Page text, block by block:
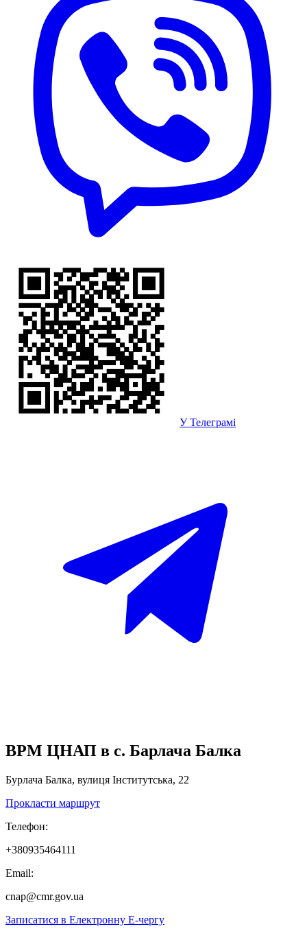
У Телеграмі
ВРМ ЦНАП в с. Барлача Балка
Бурлача Балка, вулиця Інститутська, 22
Прокласти маршрут
Телефон:
+380935464111
Email:
cnap@cmr.gov.ua
Записатися в Електронну Е-чергу